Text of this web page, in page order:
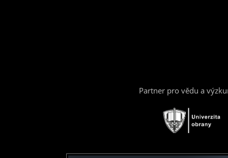
Partner pro vědu a